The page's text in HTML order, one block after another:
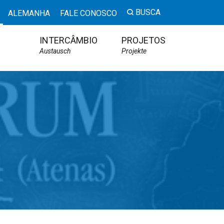
ALEMANHA FALE CONOSCO BUSCA
INTERCÂMBIO
Austausch
PROJETOS
Projekte